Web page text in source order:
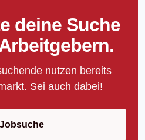
deine Suche
nutzen bereits
Sei auch dabei!